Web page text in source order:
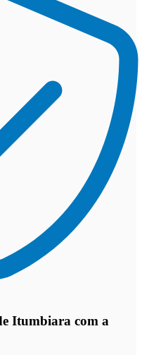
Itumbiara com a